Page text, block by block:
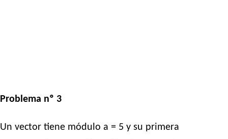
Problema nº 3
Un vector tiene módulo a = 5 y su primera